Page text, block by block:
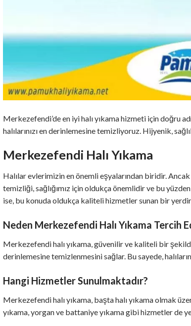
Merkezefendi’de en iyi halı yıkama hizmeti için doğru
halılarınızı en derinlemesine temizliyoruz. Hijyenik,
Merkezefendi Halı Yıkama
Halılar evlerimizin en önemli eşyalarından biridir.
temizliği, sağlığımız için oldukça önemlidir ve bu
ise, bu konuda oldukça kaliteli hizmetler sunan bir
Neden Merkezefendi Halı Yıkama Tercih
Merkezefendi halı yıkama, güvenilir ve kaliteli bir
derinlemesine temizlenmesini sağlar. Bu sayede,
Hangi Hizmetler Sunulmaktadır?
Merkezefendi halı yıkama, başta halı yıkama olmak
yıkama, yorgan ve battaniye yıkama gibi hizmetler de